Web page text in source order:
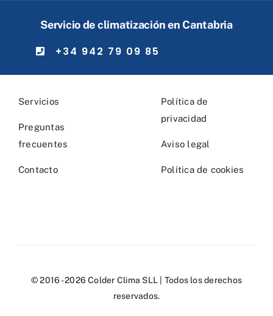
Servicio de climatización en Cantabria
+34 942 79 09 85
Servicios
Preguntas
frecuentes
Contacto
Política de
privacidad
Aviso legal
Política de cookies
© 2016 - 2026 Colder Clima SLL | Todos los derechos
reservados.